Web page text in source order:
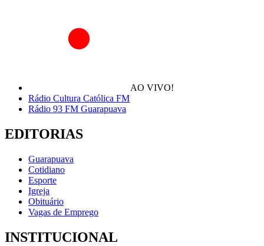
AO VIVO!
Rádio Cultura Católica FM
Rádio 93 FM Guarapuava
EDITORIAS
Guarapuava
Cotidiano
Esporte
Igreja
Obituário
Vagas de Emprego
INSTITUCIONAL